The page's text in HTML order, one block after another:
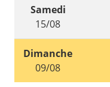
Samedi
15/08
Dimanche
09/08